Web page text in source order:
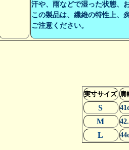
汗や、雨などで湿った状態、
この製品は、繊維の特性上、
ご注意ください。
実寸サイズ 肩
S
M
L